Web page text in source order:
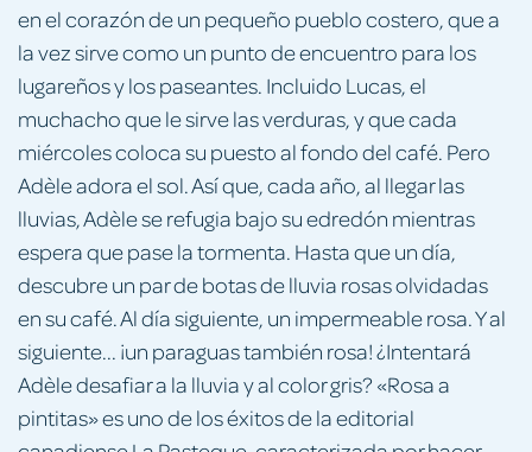
en el corazón de un pequeño pueblo costero, que a
la vez sirve como un punto de encuentro para los
lugareños y los paseantes. Incluido Lucas, el
muchacho que le sirve las verduras, y que cada
miércoles coloca su puesto al fondo del café. Pero
Adèle adora el sol. Así que, cada año, al llegar las
lluvias, Adèle se refugia bajo su edredón mientras
espera que pase la tormenta. Hasta que un día,
descubre un par de botas de lluvia rosas olvidadas
en su café. Al día siguiente, un impermeable rosa. Y al
siguiente... ¡un paraguas también rosa! ¿Intentará
Adèle desafiar a la lluvia y al color gris? «Rosa a
pintitas» es uno de los éxitos de la editorial